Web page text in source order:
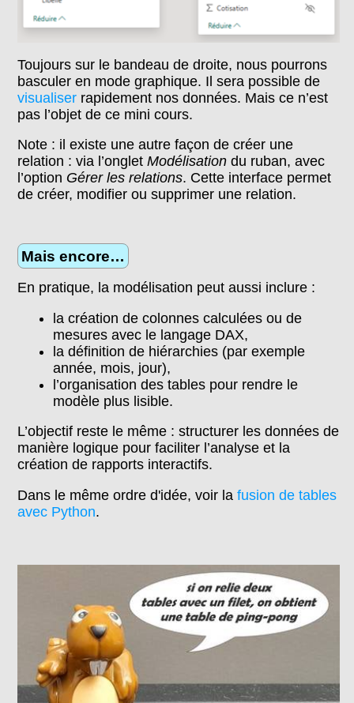
Toujours sur le bandeau de droite, nous pourrons
basculer en mode graphique. Il sera possible de
visualiser rapidement nos données. Mais ce n’est
pas l’objet de ce mini cours.
Note : il existe une autre façon de créer une
relation : via l’ongletModélisation du ruban, avec
l’option Gérer les relations. Cette interface permet
de créer, modifier ou supprimer une relation.
Mais encore…
En pratique, la modélisation peut aussi inclure :
la création de colonnes calculées ou de
mesures avec le langage DAX,
la définition de hiérarchies (par exemple
année, mois, jour),
l’organisation des tables pour rendre le
modèle plus lisible.
L’objectif reste le même : structurer les données de
manière logique pour faciliter l’analyse et la
création de rapports interactifs.
Dans le même ordre d'idée, voir lafusion de tables
avec Python.